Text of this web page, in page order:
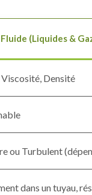
(Liquides &
Viscosité, Densité
ou Turbulent
dans un tuyau,